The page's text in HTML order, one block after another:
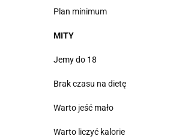
Plan minimum
MITY
Jemy do 18
Brak czasu na dietę
Warto jeść mało
Warto liczyć kalorie